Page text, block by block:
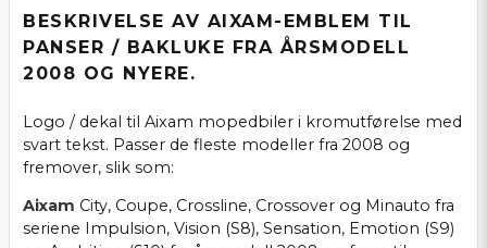
BESKRIVELSE AV AIXAM-EMBLEM TIL
PANSER / BAKLUKE FRA ÅRSMODELL
2008 OG NYERE.
Logo / dekal til Aixam mopedbiler i kromutførelse med
svart tekst. Passer de fleste modeller fra 2008 og
fremover, slik som:
Aixam City, Coupe, Crossline, Crossover og Minauto fra
seriene Impulsion, Vision (S8), Sensation, Emotion (S9)